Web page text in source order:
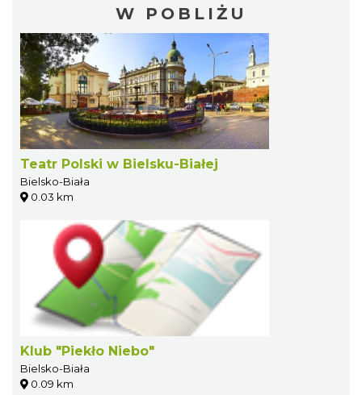
W POBLIŻU
Teatr Polski w Bielsku-Białej
Bielsko-Biała
0.03 km
Klub "Piekło Niebo"
Bielsko-Biała
0.09 km